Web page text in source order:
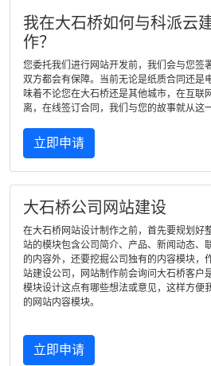
我在大石桥如何与科派云
作？
您委托我们进行网站开发前，我们会与您签
双方都会有保障。当前无论是纸质合同还是
味着不论您在大石桥还是其他城市，在互联
离，在线签订合同，我们与您的故事就从这
立即申请
大石桥公司网站建设
在大石桥网站设计制作之前，首先要规划好
站的模块包含公司简介、产品、新闻动态、
的内容外，还要挖掘公司独有的内容模块，
站建设公司，网站制作前会询问大石桥客户
模块设计这点有哪些想法或意见，这样方便
的网站内容模块。
立即申请